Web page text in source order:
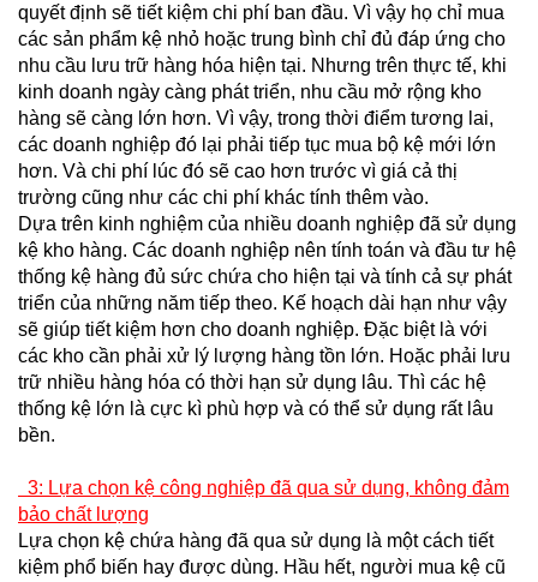
quyết định sẽ tiết kiệm chi phí ban đầu. Vì vậy họ chỉ mua
các sản phẩm kệ nhỏ hoặc trung bình chỉ đủ đáp ứng cho
nhu cầu lưu trữ hàng hóa hiện tại. Nhưng trên thực tế, khi
kinh doanh ngày càng phát triển, nhu cầu mở rộng kho
hàng sẽ càng lớn hơn. Vì vậy, trong thời điểm tương lai,
các doanh nghiệp đó lại phải tiếp tục mua bộ kệ mới lớn
hơn. Và chi phí lúc đó sẽ cao hơn trước vì giá cả thị
trường cũng như các chi phí khác tính thêm vào.
Dựa trên kinh nghiệm của nhiều doanh nghiệp đã sử dụng
kệ kho hàng. Các doanh nghiệp nên tính toán và đầu tư hệ
thống kệ hàng đủ sức chứa cho hiện tại và tính cả sự phát
triển của những năm tiếp theo. Kế hoạch dài hạn như vậy
sẽ giúp tiết kiệm hơn cho doanh nghiệp. Đặc biệt là với
các kho cần phải xử lý lượng hàng tồn lớn. Hoặc phải lưu
trữ nhiều hàng hóa có thời hạn sử dụng lâu. Thì các hệ
thống kệ lớn là cực kì phù hợp và có thể sử dụng rất lâu
bền.
3: Lựa chọn kệ công nghiệp đã qua sử dụng, không đảm
bảo chất lượng
Lựa chọn kệ chứa hàng đã qua sử dụng là một cách tiết
kiệm phổ biến hay được dùng. Hầu hết, người mua kệ cũ